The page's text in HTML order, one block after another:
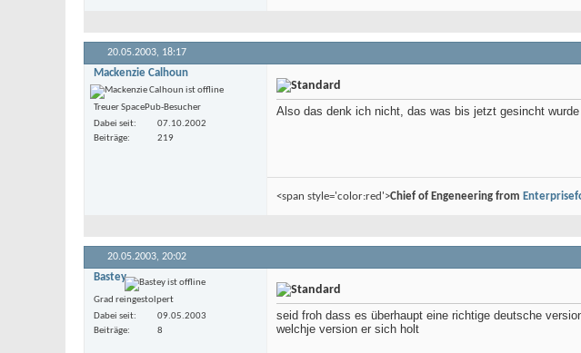
20.05.2003, 18:17
Mackenzie Calhoun
Treuer SpacePub-Besucher
Dabei seit
07.10.2002
Beiträge
219
Also das denk ich nicht, das was bis jetzt gesincht
<span style='color:red'>Chief of Engeneering from
20.05.2003, 20:02
Bastey
Grad reingestolpert
Dabei seit
09.05.2003
Beiträge
8
seid froh dass es überhaupt eine richtige deutsche
welchje version er sich holt